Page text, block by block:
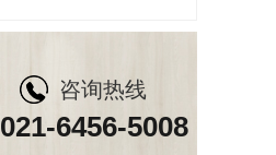
咨询热线
021-6456-5008